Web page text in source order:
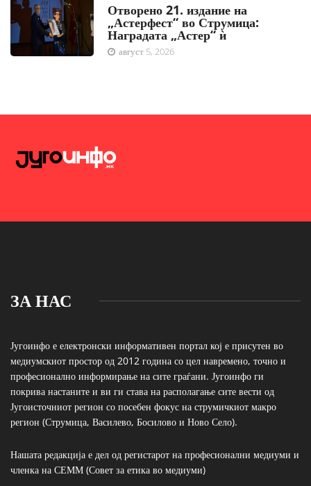
Отворено 21. издание на
„Астерфест“ во Струмица:
Наградата „Астер“ ѝ
август 5, 2026
ЗА НАС
Југоинфо е електронски информативен портал кој е присутен во
медиумскиот простор од 2012 година со цел навремено, точно и
професионално информирање на сите граѓани. Југоинфо ги
покрива настаните и ви ги става на располагање сите вести од
Југоисточниот регион со посебен фокус на струмичкиот макро
регион (Струмица, Василево, Босилово и Ново Село).
Нашата редакција е дел од регистарот на професионални медиуми и
членка на СЕММ (Совет за етика во медиуми)